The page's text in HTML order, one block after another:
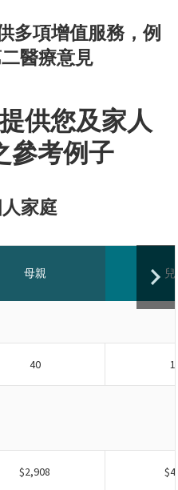
多項增值服務，例
醫療意見
供您及家人
參考例子
家庭
母親
40
$2,908